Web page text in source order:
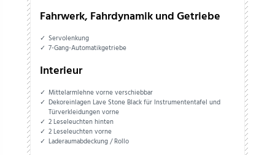
Fahrwerk, Fahrdynamik und Getriebe
Servolenkung
7-Gang-Automatikgetriebe
Interieur
Mittelarmlehne vorne verschiebbar
Dekoreinlagen Lave Stone Black für Instrumententafel und
Türverkleidungen vorne
2 Leseleuchten hinten
2 Leseleuchten vorne
Laderaumabdeckung / Rollo